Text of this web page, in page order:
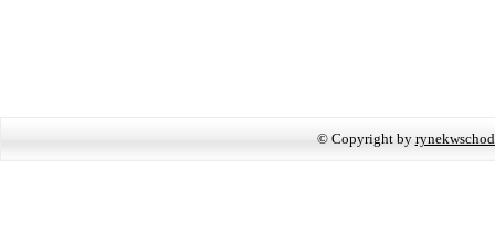
© Copyright by